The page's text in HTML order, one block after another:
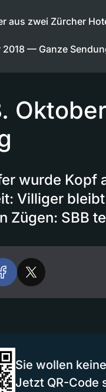
aus zwei Zürcher
— Ganze
wurde Kopf
Villiger
Zügen: SBB
Sie wollen
Jetzt QR-Code